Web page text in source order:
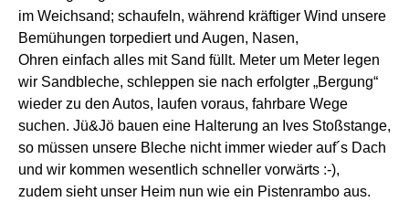
im Weichsand; schaufeln, während kräftiger Wind unsere
Bemühungen torpediert und Augen, Nasen,
Ohren einfach alles mit Sand füllt. Meter um Meter legen
wir Sandbleche, schleppen sie nach erfolgter „Bergung“
wieder zu den Autos, laufen voraus, fahrbare Wege
suchen. Jü&Jö bauen eine Halterung an Ives Stoßstange,
so müssen unsere Bleche nicht immer wieder auf´s Dach
und wir kommen wesentlich schneller vorwärts :-),
zudem sieht unser Heim nun wie ein Pistenrambo aus.